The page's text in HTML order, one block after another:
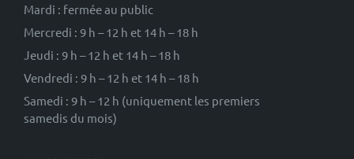
Mardi : fermée au public
Mercredi : 9 h – 12 h et 14 h – 18 h
Jeudi : 9 h – 12 h et 14 h – 18 h
Vendredi : 9 h – 12 h et 14 h – 18 h
Samedi : 9 h – 12 h (uniquement les premiers
samedis du mois)